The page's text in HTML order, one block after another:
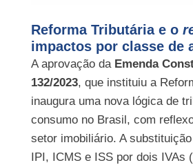
Reforma Tributária e o
impactos por classe de
A aprovação da Emenda
132/2023, que instituiu a
inaugura uma nova lógica de
consumo no Brasil, com
setor imobiliário. A
IPI, ICMS e ISS por dois IVAs